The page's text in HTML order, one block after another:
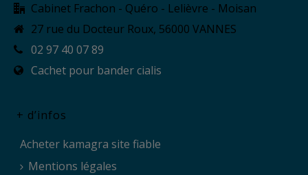
Cabinet Frachon - Quéro - Lelièvre - Moisan
27 rue du Docteur Roux, 56000 VANNES
02 97 40 07 89
Cachet pour bander cialis
+ d’infos
Acheter kamagra site fiable
Mentions légales